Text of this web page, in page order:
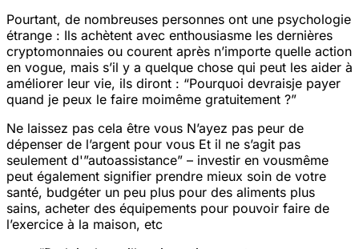
Pourtant, de nombreuses personnes ont une psychologie
étrange : Ils achètent avec enthousiasme les dernières
cryptomonnaies ou courent après n’importe quelle action
en vogue, mais s’il y a quelque chose qui peut les aider à
améliorer leur vie, ils diront : “Pourquoi devraisje payer
quand je peux le faire moimême gratuitement ?”
Ne laissez pas cela être vous N’ayez pas peur de
dépenser de l’argent pour vous Et il ne s’agit pas
seulement d'”autoassistance” – investir en vousmême
peut également signifier prendre mieux soin de votre
santé, budgéter un peu plus pour des aliments plus
sains, acheter des équipements pour pouvoir faire de
l’exercice à la maison, etc